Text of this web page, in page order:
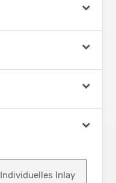
Individuelles Inlay